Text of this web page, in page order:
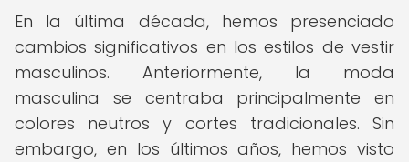
En la última década, hemos presenciado
cambios significativos en los estilos de vestir
masculinos. Anteriormente, la moda
masculina se centraba principalmente en
colores neutros y cortes tradicionales. Sin
embargo, en los últimos años, hemos visto